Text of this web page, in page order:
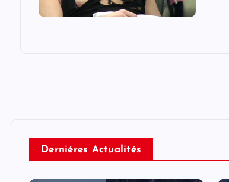
Derniéres Actualités